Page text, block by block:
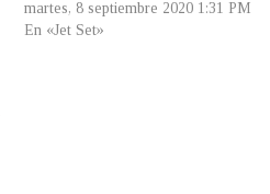
martes, 8 septiembre 2020 1:31 PM
En «Jet Set»